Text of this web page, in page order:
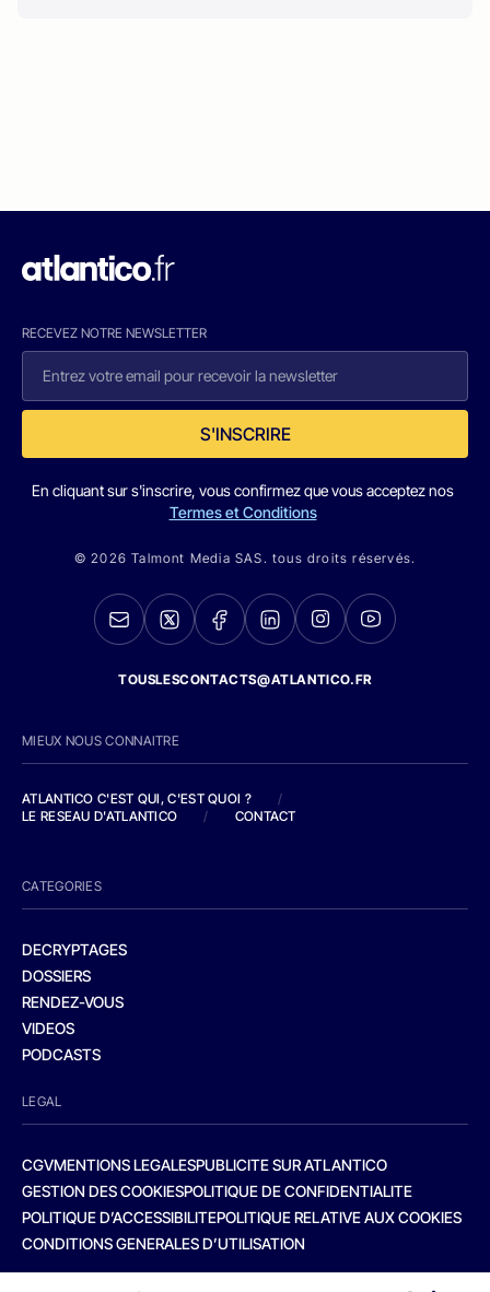
RECEVEZ NOTRE NEWSLETTER
S'INSCRIRE
En cliquant sur s'inscrire, vous confirmez que vous acceptez nos
Termes et Conditions
© 2026 Talmont Media SAS. tous droits réservés.
TOUSLESCONTACTS@ATLANTICO.FR
MIEUX NOUS CONNAITRE
ATLANTICO C'EST QUI, C'EST QUOI ?
/
LE RESEAU D'ATLANTICO
/ CONTACT
CATEGORIES
DECRYPTAGES
DOSSIERS
RENDEZ-VOUS
VIDEOS
PODCASTS
LEGAL
CGVMENTIONS LEGALESPUBLICITE SUR ATLANTICO
GESTION DES COOKIESPOLITIQUE DE CONFIDENTIALITE
POLITIQUE D’ACCESSIBILITEPOLITIQUE RELATIVE AUX COOKIES
CONDITIONS GENERALES D’UTILISATION